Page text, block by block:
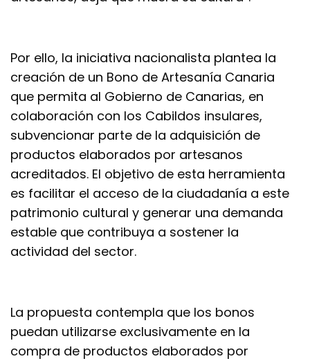
Por ello, la iniciativa nacionalista plantea la
creación de un Bono de Artesanía Canaria
que permita al Gobierno de Canarias, en
colaboración con los Cabildos insulares,
subvencionar parte de la adquisición de
productos elaborados por artesanos
acreditados. El objetivo de esta herramienta
es facilitar el acceso de la ciudadanía a este
patrimonio cultural y generar una demanda
estable que contribuya a sostener la
actividad del sector.
La propuesta contempla que los bonos
puedan utilizarse exclusivamente en la
compra de productos elaborados por